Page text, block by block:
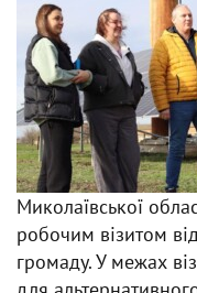
Миколаївської
робочим візитом
громаду. У межах